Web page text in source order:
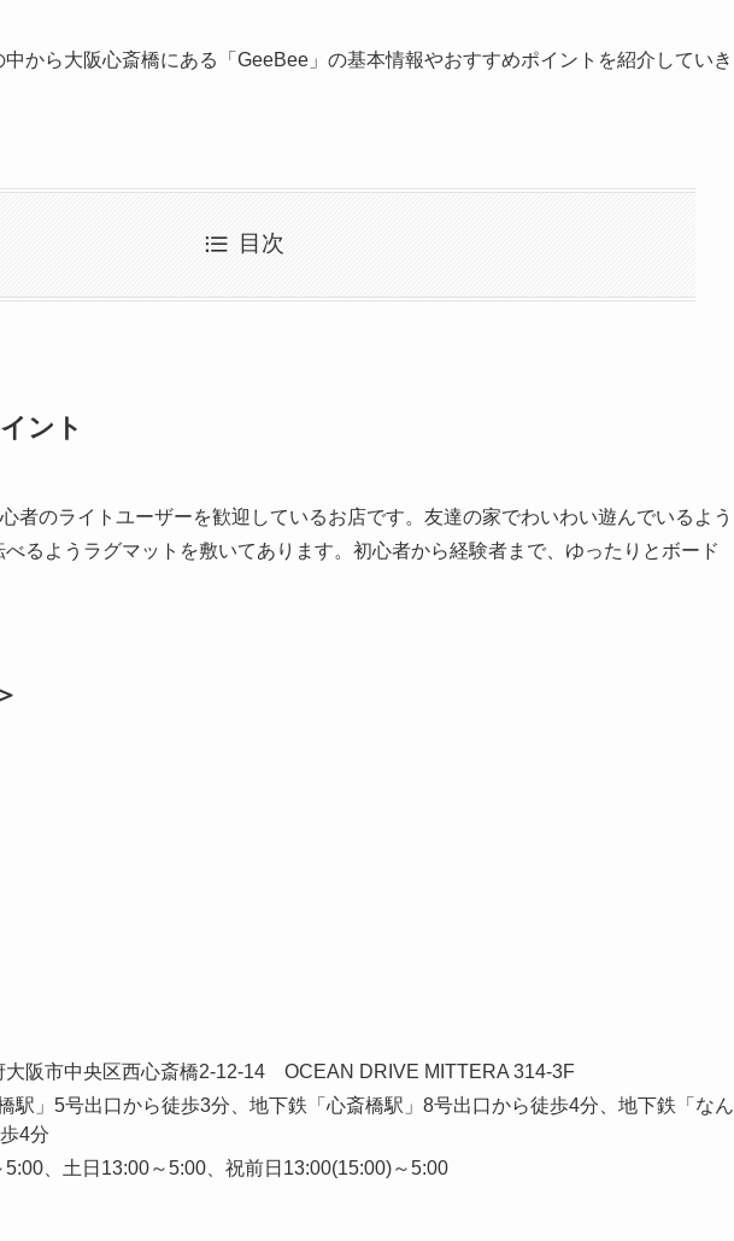
から大阪心斎橋にある「GeeBee」の基本情報やおすすめポイントを紹介していき
目次
ント
者のライトユーザーを歓迎しているお店です。友達の家でわいわい遊んでいるよう
るようラグマットを敷いてあります。初心者から経験者まで、ゆったりとボード
大阪市中央区西心斎橋2-12-14 OCEAN DRIVE MITTERA 314-3F
駅」5号出口から徒歩3分、地下鉄「心斎橋駅」8号出口から徒歩4分、地下鉄「なん
4分
、土日13:00～5:00、祝前日13:00(15:00)～5:00